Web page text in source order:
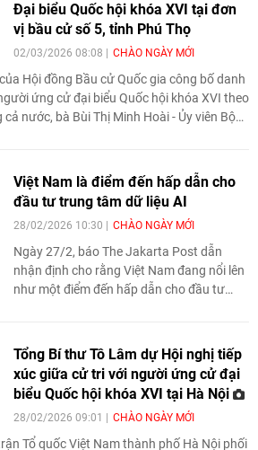
Đại biểu Quốc hội khóa XVI tại đơn
vị bầu cử số 5, tỉnh Phú Thọ
02/03/2026 08:08 CHÀO NGÀY MỚI
Hội đồng Bầu cử Quốc gia công bố danh
ứng cử đại biểu Quốc hội khóa XVI theo
nước, bà Bùi Thị Minh Hoài - Ủy viên Bộ
vị bầu cử số 5, tỉnh Phú Thọ.
Việt Nam là điểm đến hấp dẫn cho
đầu tư trung tâm dữ liệu AI
28/02/2026 10:30 CHÀO NGÀY MỚI
Ngày 27/2, báo The Jakarta Post dẫn
nhận định cho rằng Việt Nam đang nổi lên
như một điểm đến hấp dẫn cho đầu tư
đám mây và xử lý dữ liệu quy mô lớn tăng
mạnh trên toàn khu vực.
Tổng Bí thư Tô Lâm dự Hội nghị tiếp
xúc giữa cử tri với người ứng cử đại
biểu Quốc hội khóa XVI tại Hà Nội
28/02/2026 09:01 CHÀO NGÀY MỚI
Tổ quốc Việt Nam thành phố Hà Nội phối